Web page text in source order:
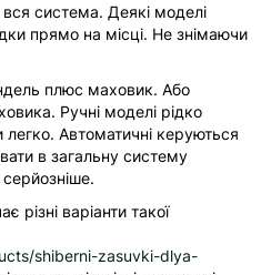
система. Деякі моделі
прямо на місці. Не знімаючи
плюс маховик. Або
Ручні моделі рідко
Автоматичні керуються
в загальну систему
різні варіанти такої
shiberni-zasuvki-dlya-